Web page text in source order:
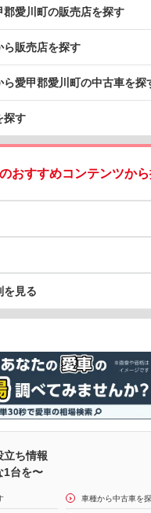
愛川町の販売店を探す
ら販売店を探す
愛甲郡愛川町の中古車を探
探す
おすすめコンテンツか
を見る
立ち情報
1台を〜
車種から中古車を